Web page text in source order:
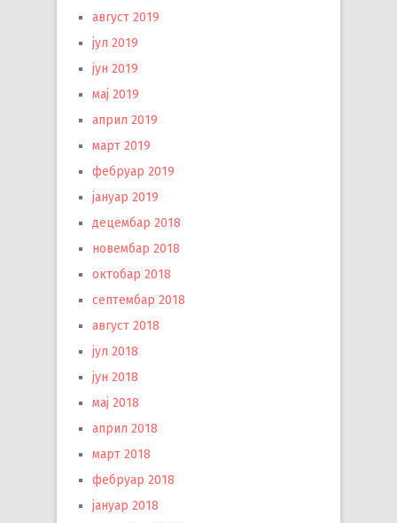
август 2019
јул 2019
јун 2019
мај 2019
април 2019
март 2019
фебруар 2019
јануар 2019
децембар 2018
новембар 2018
октобар 2018
септембар 2018
август 2018
јул 2018
јун 2018
мај 2018
април 2018
март 2018
фебруар 2018
јануар 2018